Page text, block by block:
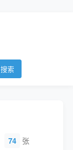
搜索
74 张